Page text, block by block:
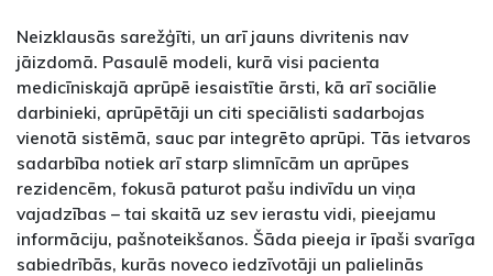
Neizklausās sarežģīti, un arī jauns divritenis nav
jāizdomā. Pasaulē modeli, kurā visi pacienta
medicīniskajā aprūpē iesaistītie ārsti, kā arī sociālie
darbinieki, aprūpētāji un citi speciālisti sadarbojas
vienotā sistēmā, sauc par integrēto aprūpi. Tās ietvaros
sadarbība notiek arī starp slimnīcām un aprūpes
rezidencēm, fokusā paturot pašu indivīdu un viņa
vajadzības – tai skaitā uz sev ierastu vidi, pieejamu
informāciju, pašnoteikšanos. Šāda pieeja ir īpaši svarīga
sabiedrībās, kurās noveco iedzīvotāji un palielinās